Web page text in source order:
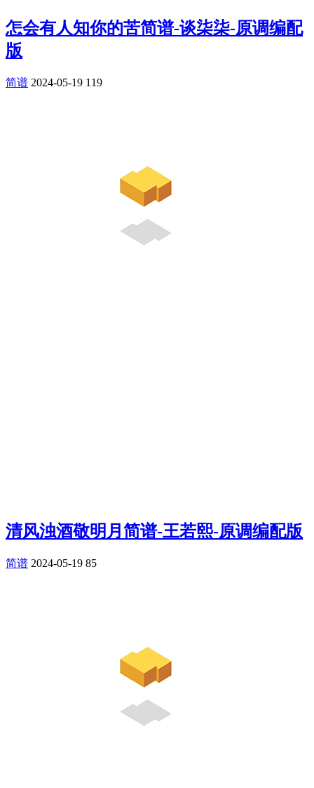
怎会有人知你的苦简谱-谈柒柒-原调编配
版
简谱 2024-05-19 119
清风浊酒敬明月简谱-王若熙-原调编配版
简谱 2024-05-19 85